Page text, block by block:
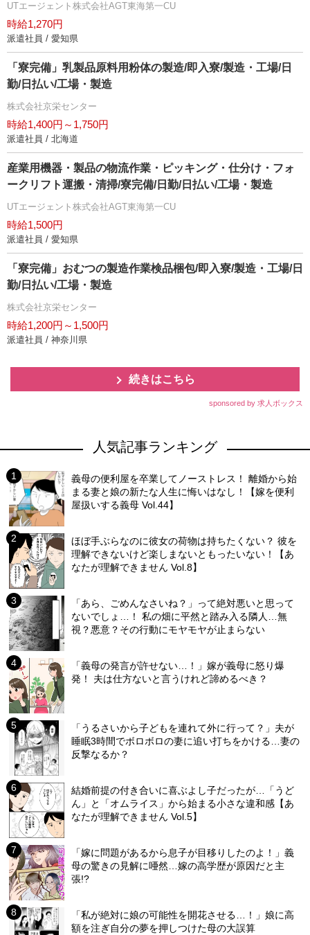
UTエージェント株式会社AGT東海第一CU
時給1,270円
派遣社員 / 愛知県
「寮完備」乳製品原料用粉体の製造/即入寮/製造・工場/日
勤/日払い/工場・製造
株式会社京栄センター
時給1,400円～1,750円
派遣社員 / 北海道
産業用機器・製品の物流作業・ピッキング・仕分け・フォ
ークリフト運搬・清掃/寮完備/日勤/日払い/工場・製造
UTエージェント株式会社AGT東海第一CU
時給1,500円
派遣社員 / 愛知県
「寮完備」おむつの製造作業検品梱包/即入寮/製造・工場/日
勤/日払い/工場・製造
株式会社京栄センター
時給1,200円～1,500円
派遣社員 / 神奈川県
続きはこちら
sponsored by 求人ボックス
人気記事ランキング
義母の便利屋を卒業してノーストレス！ 離婚から始
まる妻と娘の新たな人生に悔いはなし！【嫁を便利
屋扱いする義母 Vol.44】
ほぼ手ぶらなのに彼女の荷物は持ちたくない？ 彼を
理解できないけど楽しまないともったいない！【あ
なたが理解できません Vol.8】
「あら、ごめんなさいね？」って絶対悪いと思って
ないでしょ…！ 私の畑に平然と踏み入る隣人…無
視？悪意？その行動にモヤモヤが止まらない
「義母の発言が許せない…！」嫁が義母に怒り爆
発！ 夫は仕方ないと言うけれど諦めるべき？
「うるさいから子どもを連れて外に行って？」夫が
睡眠3時間でボロボロの妻に追い打ちをかける…妻の
反撃なるか？
結婚前提の付き合いに喜ぶよし子だったが…「うど
ん」と「オムライス」から始まる小さな違和感【あ
なたが理解できません Vol.5】
「嫁に問題があるから息子が目移りしたのよ！」義
母の驚きの見解に唖然…嫁の高学歴が原因だと主
張!?
「私が絶対に娘の可能性を開花させる…！」娘に高
額を注ぎ自分の夢を押しつけた母の大誤算